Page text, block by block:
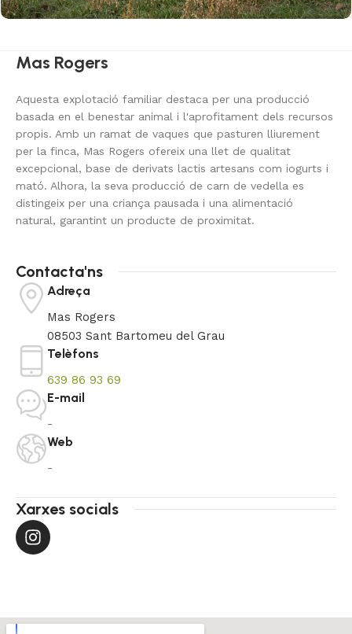
Mas Rogers
Aquesta explotació familiar destaca per una producció
basada en el benestar animal i l'aprofitament dels recursos
propis. Amb un ramat de vaques que pasturen lliurement
per la finca, Mas Rogers ofereix una llet de qualitat
excepcional, base de derivats lactis artesans com iogurts i
mató. Alhora, la seva producció de carn de vedella es
distingeix per una criança pausada i una alimentació
natural, garantint un producte de proximitat.
Contacta'ns
Adreça
Mas Rogers
08503 Sant Bartomeu del Grau
Telèfons
639 86 93 69
E-mail
-
Web
-
Xarxes socials